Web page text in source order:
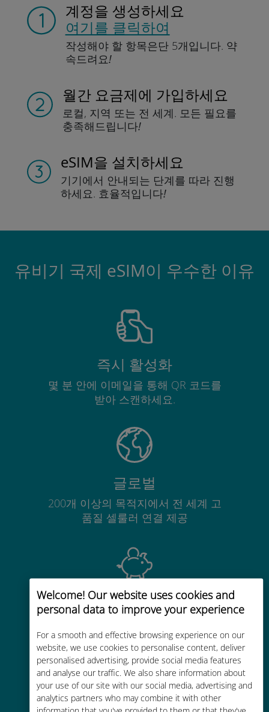
Welcome! Our website uses cookies and
personal data to improve your experience
For a smooth and effective browsing experience on our
website, we use cookies to personalise content, deliver
personalised advertising, provide social media features
and analyse our traffic. We also share information about
your use of our site with our social media, advertising and
analytics partners who may combine it with other
계정을 생성하세요
여기를 클릭하여
작성해야 할 항목은단 5개입니다. 약
속드려요!
월간 요금제에 가입하세요
로컬, 지역 또는 전 세계. 모든 필요를
충족해드립니다!
eSIM을 설치하세요
기기에서 안내되는 단계를 따라 진행
하세요. 효율적입니다!
유비기 국제 eSIM이 우수한 이유
즉시 활성화
몇 분 안에 이메일을 통해 QR 코드를
받아 스캔하세요.
글로벌
200개 이상의 목적지에서 전 세계 고
품질 셀룰러 연결 제공
비용 효율적
90% 저렴합니다.